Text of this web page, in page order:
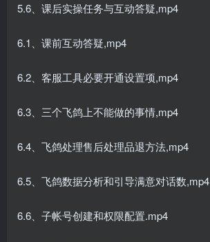
5.6、课后实操任务与互动答疑,mp4
6.1、课前互动答疑,mp4
6.2、客服工具必要开通设置项,mp4
6.3、三个飞鸽上不能做的事情,mp4
6.4、飞鸽处理售后处理品退方法,mp4
6.5、飞鸽数据分析和引导满意对话数,mp4
6.6、子帐号创建和权限配置.mp4